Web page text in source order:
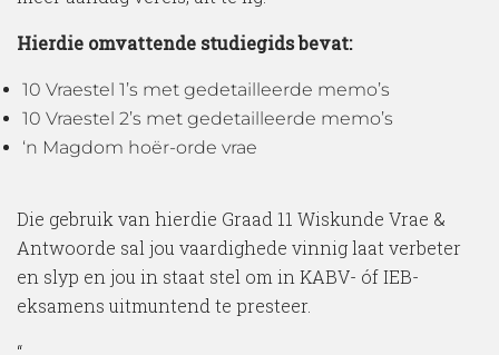
Hierdie omvattende studiegids bevat:
10 Vraestel 1’s met gedetailleerde memo’s
10 Vraestel 2’s met gedetailleerde memo’s
‘n Magdom hoër-orde vrae
Die gebruik van hierdie Graad 11 Wiskunde Vrae &
Antwoorde sal jou vaardighede vinnig laat verbeter
en slyp en jou in staat stel om in KABV- óf IEB-
eksamens uitmuntend te presteer.